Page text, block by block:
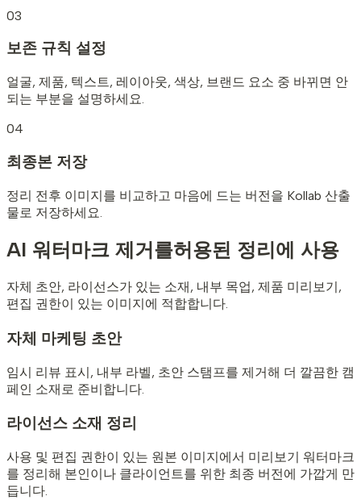
03
보존 규칙 설정
얼굴, 제품, 텍스트, 레이아웃, 색상, 브랜드 요소 중 바뀌면 안
되는 부분을 설명하세요.
04
최종본 저장
정리 전후 이미지를 비교하고 마음에 드는 버전을 Kollab 산출
물로 저장하세요.
AI 워터마크 제거를허용된 정리에 사용
자체 초안, 라이선스가 있는 소재, 내부 목업, 제품 미리보기,
편집 권한이 있는 이미지에 적합합니다.
자체 마케팅 초안
임시 리뷰 표시, 내부 라벨, 초안 스탬프를 제거해 더 깔끔한 캠
페인 소재로 준비합니다.
라이선스 소재 정리
사용 및 편집 권한이 있는 원본 이미지에서 미리보기 워터마크
를 정리해 본인이나 클라이언트를 위한 최종 버전에 가깝게 만
듭니다.